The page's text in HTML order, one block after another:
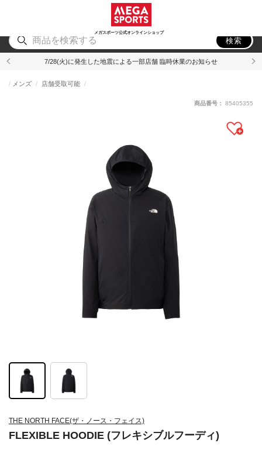
メガスポーツ公式オンラインショップ
アウトドア
検索
7/28(火)に発生した地震による一部店舗 臨時休業のお知らせ
THE NORTH FACE(ザ・ノース・フェイス)
FLEXIBLE HOODIE (フレキシブルフーディ)
メンズ 店舗受取可能
商品番号： 85405355